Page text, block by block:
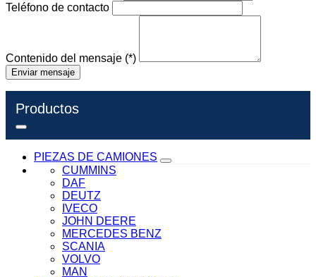
Teléfono de contacto
Contenido del mensaje (*)
Enviar mensaje
Productos
PIEZAS DE CAMIONES
CUMMINS
DAF
DEUTZ
IVECO
JOHN DEERE
MERCEDES BENZ
SCANIA
VOLVO
MAN